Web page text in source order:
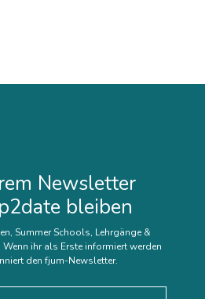
Newsletter
bleiben
Summer Schools, Lehrgänge &
ihr als Erste informiert werden
den fjum-Newsletter.